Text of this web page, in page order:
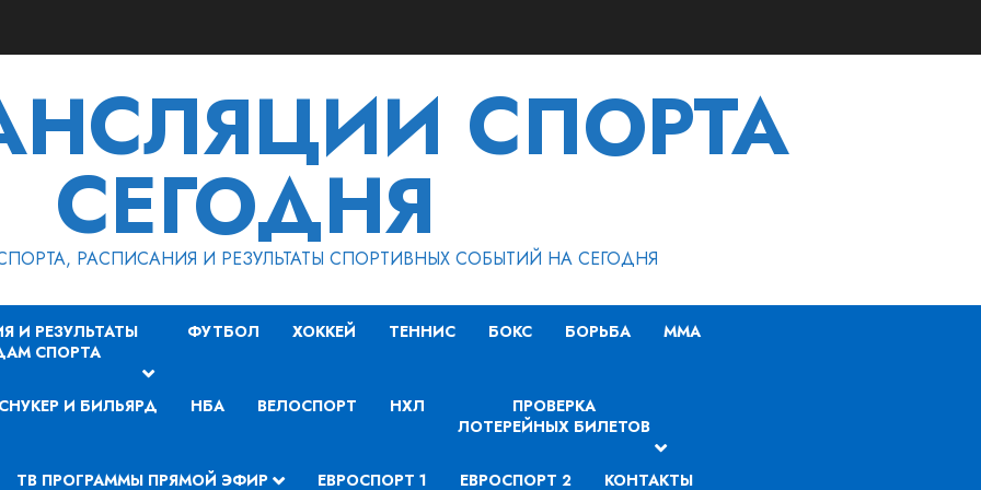
СПОРТА
СЕГОДНЯ
РАСПИСАНИЯ И РЕЗУЛЬТАТЫ СПОРТИВНЫХ СОБЫТИЙ НА СЕГОДНЯ
И РЕЗУЛЬТАТЫ
СПОРТА
ФУТБОЛ ХОККЕЙ ТЕННИС БОКС БОРЬБА MMA
СНУКЕР И БИЛЬЯРД НБА ВЕЛОСПОРТ НХЛ
ПРОВЕРКА
ЛОТЕРЕЙНЫХ БИЛЕТОВ
ТВ ПРОГРАММЫ ПРЯМОЙ ЭФИР ЕВРОСПОРТ 1 ЕВРОСПОРТ 2 КОНТАКТЫ